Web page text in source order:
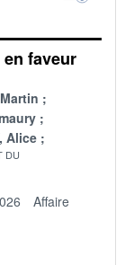
faveur
Alice
DU
Affaire